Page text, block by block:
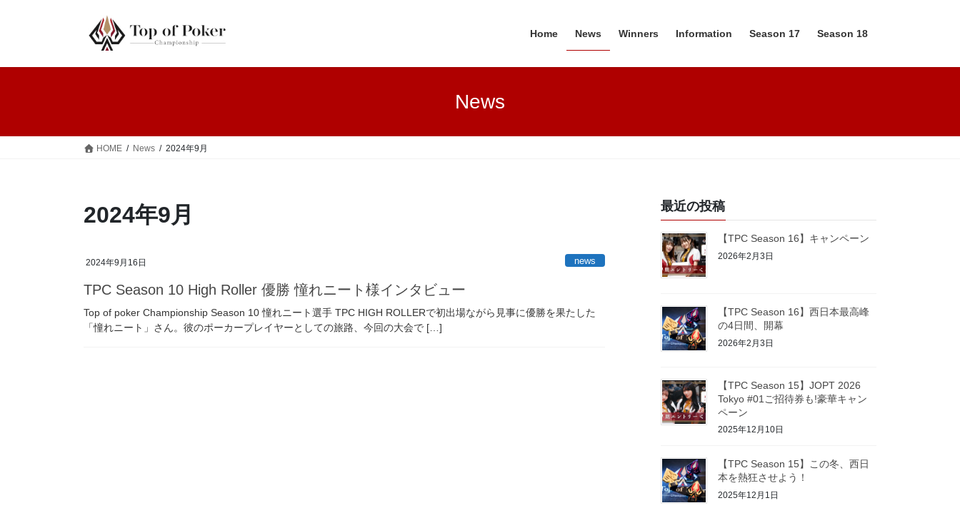
Home News Winners Information Season 17 Season 18
News
HOME News 2024年9月
2024年9月
2024年9月16日 news
TPC Season 10 High Roller 優勝 憧れニート様インタビュー
Top of poker Championship Season 10 憧れニート選手 TPC HIGH ROLLERで初出場ながら見事に優勝を果たした
「憧れニート」さん。彼のポーカープレイヤーとしての旅路、今回の大会で […]
最近の投稿
【TPC Season 16】キャンペーン
2026年2月3日
【TPC Season 16】西日本最高峰
の4日間、開幕
2026年2月3日
【TPC Season 15】JOPT 2026
Tokyo #01ご招待券も!豪華キャン
ペーン
2025年12月10日
【TPC Season 15】この冬、西日
本を熱狂させよう！
2025年12月1日